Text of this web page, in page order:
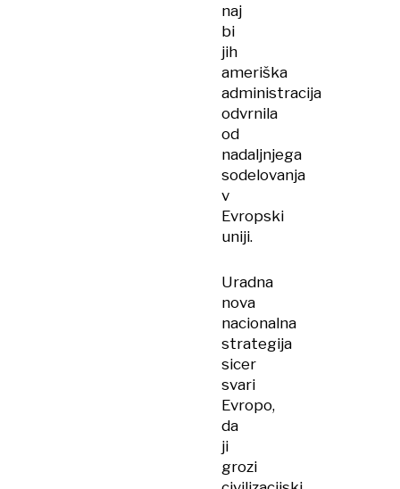
naj
bi
jih
ameriška
administracija
odvrnila
od
nadaljnjega
sodelovanja
v
Evropski
uniji.
Uradna
nova
nacionalna
strategija
sicer
svari
Evropo,
da
ji
grozi